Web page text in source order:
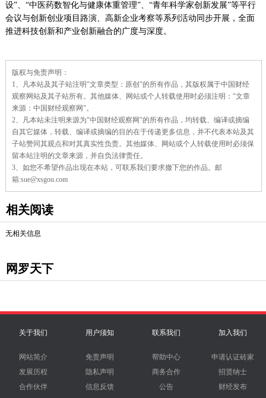
设”、“中医药数智化与健康体重管理”、“青年科学家创新发展”等平行
会议与创新创业项目路演、高新企业考察等系列活动同步开展，全面
推进科技创新和产业创新融合的广度与深度。
辑：
版权与免责声明：
1、凡本站及其子站注明"文章类型：原创"的所有作品，其版权属于中国财经
观察网站及其子站所有。其他媒体、网站或个人转载使用时必须注明："文章
来源：中国财经观察网"。
2、凡本站未注明来源为"中国财经观察网"的所有作品，均转载、编译或摘编
自其它媒体，转载、编译或摘编的目的在于传递更多信息，并不代表本站及其
子站赞同其观点和对其真实性负责。其他媒体、网站或个人转载使用时必须保
留本站注明的文章来源，并自负法律责任。
3、如您不希望作品出现在本站，可联系我们要求撤下您的作品。邮
箱:sue@xsgou.com
相关阅读
无相关信息
网罗天下
关于我们
网站简介
发展历程
合作伙伴
用户须知
免责声明
隐私声明
信息反馈
联系我们
帮助中心
商务合作
公告
加入我们
申请认证砖家
招贤纳士
财经发布